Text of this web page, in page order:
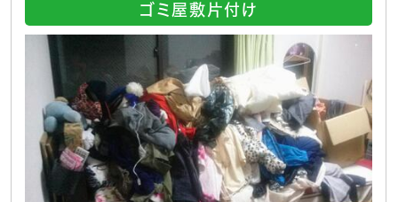
ゴミ屋敷片付け